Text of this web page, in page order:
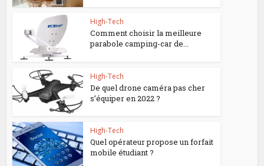
High-Tech
Comment choisir la meilleure
parabole camping-car de...
High-Tech
De quel drone caméra pas cher
s’équiper en 2022 ?
High-Tech
Quel opérateur propose un forfait
mobile étudiant ?